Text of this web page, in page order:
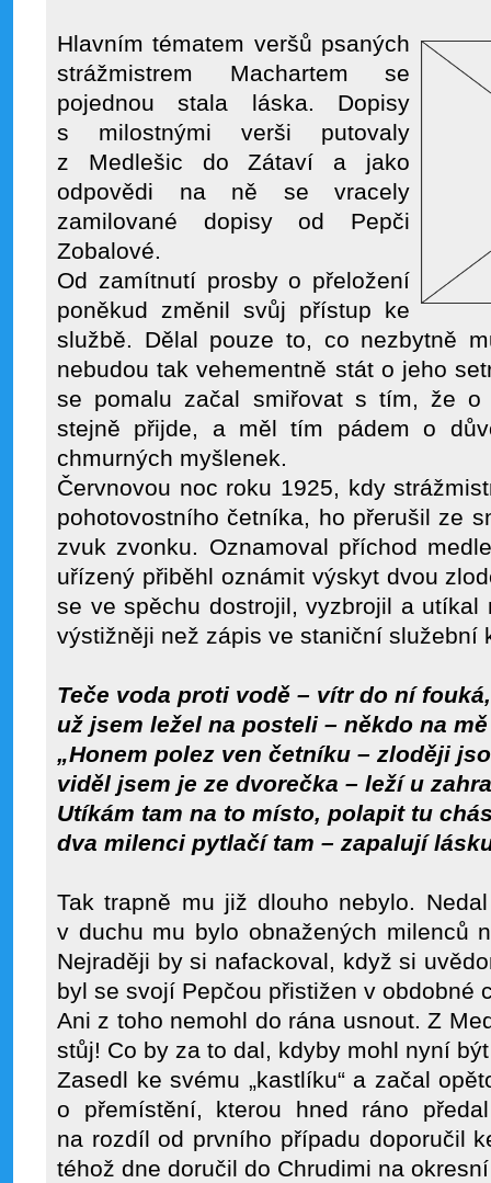
Hlavním tématem veršů psaných
strážmistrem Machartem se
pojednou stala láska. Dopisy
s milostnými verši putovaly
z Medlešic do Zátaví a jako
odpovědi na ně se vracely
zamilované dopisy od Pepči
Zobalové.
Od zamítnutí prosby o přeložení
poněkud změnil svůj přístup ke
službě. Dělal pouze to, co nezbytně
nebudou tak vehementně stát o jeho
se pomalu začal smiřovat s tím, že o
stejně přijde, a měl tím pádem o
chmurných myšlenek.
Červnovou noc roku 1925, kdy
pohotovostního četníka, ho přerušil ze
zvuk zvonku. Oznamoval příchod
uřízený přiběhl oznámit výskyt dvou
se ve spěchu dostrojil, vyzbrojil a
výstižněji než zápis ve staniční služební
Teče voda proti vodě – vítr do ní fouká,
už jsem ležel na posteli – někdo na
„Honem polez ven četníku – zloději
viděl jsem je ze dvorečka – leží u
Utíkám tam na to místo, polapit tu
dva milenci pytlačí tam – zapalují
Tak trapně mu již dlouho nebylo.
v duchu mu bylo obnažených milenců
Nejraději by si nafackoval, když si
byl se svojí Pepčou přistižen v obdobné
Ani z toho nemohl do rána usnout. Z
stůj! Co by za to dal, kdyby mohl nyní
Zasedl ke svému „kastlíku“ a začal
o přemístění, kterou hned ráno
na rozdíl od prvního případu doporučil
téhož dne doručil do Chrudimi na